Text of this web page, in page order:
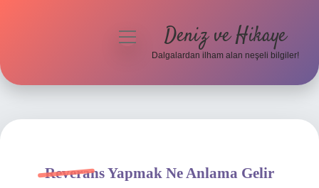
Hakkımızda
menüyü
Deniz ve Hikaye
Dalgalardan ilham alan neşeli bilgiler!
Reverans Yapmak Ne Anlama Gelir